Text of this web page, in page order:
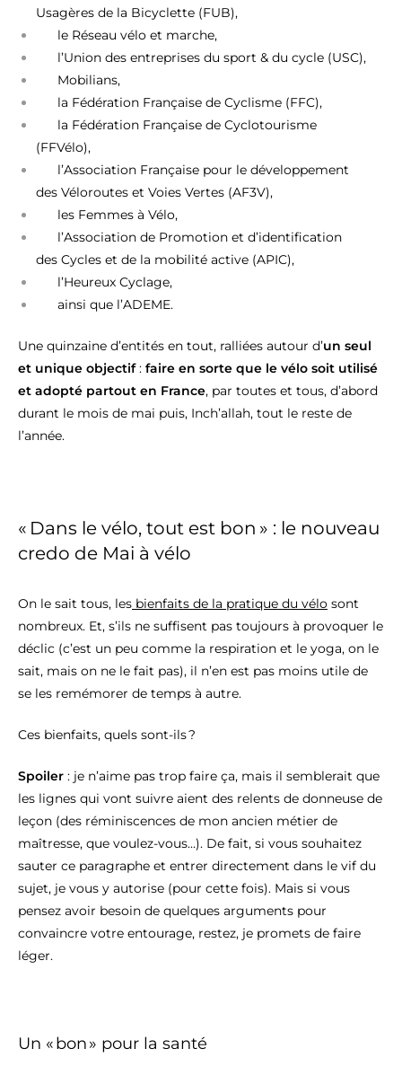
Usagères de la Bicyclette (FUB),
le Réseau vélo et marche,
l’Union des entreprises du sport & du cycle (USC),
Mobilians,
la Fédération Française de Cyclisme (FFC),
la Fédération Française de Cyclotourisme
(FFVélo),
l’Association Française pour le développement
des Véloroutes et Voies Vertes (AF3V),
les Femmes à Vélo,
l’Association de Promotion et d’identification
des Cycles et de la mobilité active (APIC),
l’Heureux Cyclage,
ainsi que l’ADEME.
Une quinzaine d’entités en tout, ralliées autour d’un seul
et unique objectif: faire en sorte que le vélo soit utilisé
et adopté partout en France, par toutes et tous, d’abord
durant le mois de mai puis, Inch’allah, tout le reste de
l’année.
« Dans le vélo, tout est bon » : le nouveau
credo de Mai à vélo
On le sait tous, les bienfaits de la pratique du vélo sont
nombreux. Et, s’ils ne suffisent pas toujours à provoquer le
déclic (c’est un peu comme la respiration et le yoga, on le
sait, mais on ne le fait pas), il n’en est pas moins utile de
se les remémorer de temps à autre.
Ces bienfaits, quels sont-ils ?
Spoiler : je n’aime pas trop faire ça, mais il semblerait que
les lignes qui vont suivre aient des relents de donneuse de
leçon (des réminiscences de mon ancien métier de
maîtresse, que voulez-vous…). De fait, si vous souhaitez
sauter ce paragraphe et entrer directement dans le vif du
sujet, je vous y autorise (pour cette fois). Mais si vous
pensez avoir besoin de quelques arguments pour
convaincre votre entourage, restez, je promets de faire
léger.
Un « bon » pour la santé